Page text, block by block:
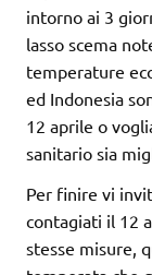
intorno ai 3
lasso scema
temperature
ed Indonesia
12 aprile o
sanitario sia
Per finire vi
contagiati il 12
stesse misure,